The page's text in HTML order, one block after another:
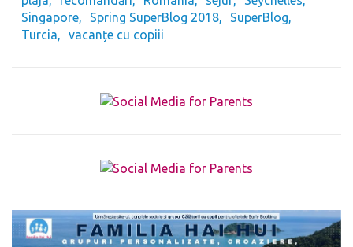
Singapore
Spring SuperBlog 2018
SuperBlog
Turcia
vacanțe cu copiii
The form you have selected does not exist.